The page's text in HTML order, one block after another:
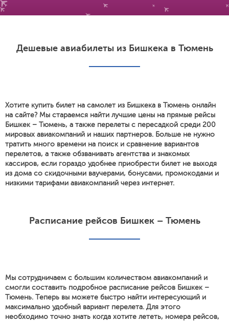
Дешевые авиабилеты из Бишкека в Тюмень
Хотите купить билет на самолет из Бишкека в Тюмень онлайн
на сайте? Мы стараемся найти лучшие цены на прямые рейсы
Бишкек – Тюмень, а также перелеты с пересадкой среди 200
мировых авиакомпаний и наших партнеров. Больше не нужно
тратить много времени на поиск и сравнение вариантов
перелетов, а также обзванивать агентства и знакомых
кассиров, если гораздо удобнее приобрести билет не выходя
из дома со скидочными ваучерами, бонусами, промокодами и
низкими тарифами авиакомпаний через интернет.
Расписание рейсов Бишкек – Тюмень
Мы сотрудничаем с большим количеством авиакомпаний и
смогли составить подробное расписание рейсов Бишкек –
Тюмень. Теперь вы можете быстро найти интересующий и
максимально удобный вариант перелета. Для этого
необходимо точно знать когда хотите лететь, номера рейсов,